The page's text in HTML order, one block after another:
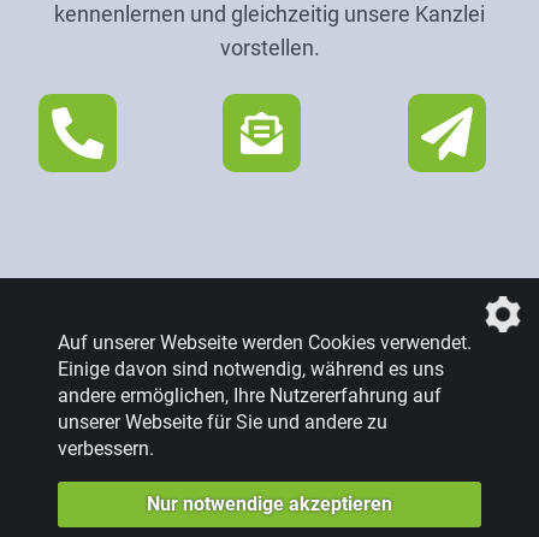
kennenlernen und gleichzeitig unsere Kanzlei
vorstellen.
Datenschutz
Impressum
Auf unserer Webseite werden Cookies verwendet.
Einige davon sind notwendig, während es uns
andere ermöglichen, Ihre Nutzererfahrung auf
unserer Webseite für Sie und andere zu
verbessern.
Nur notwendige akzeptieren